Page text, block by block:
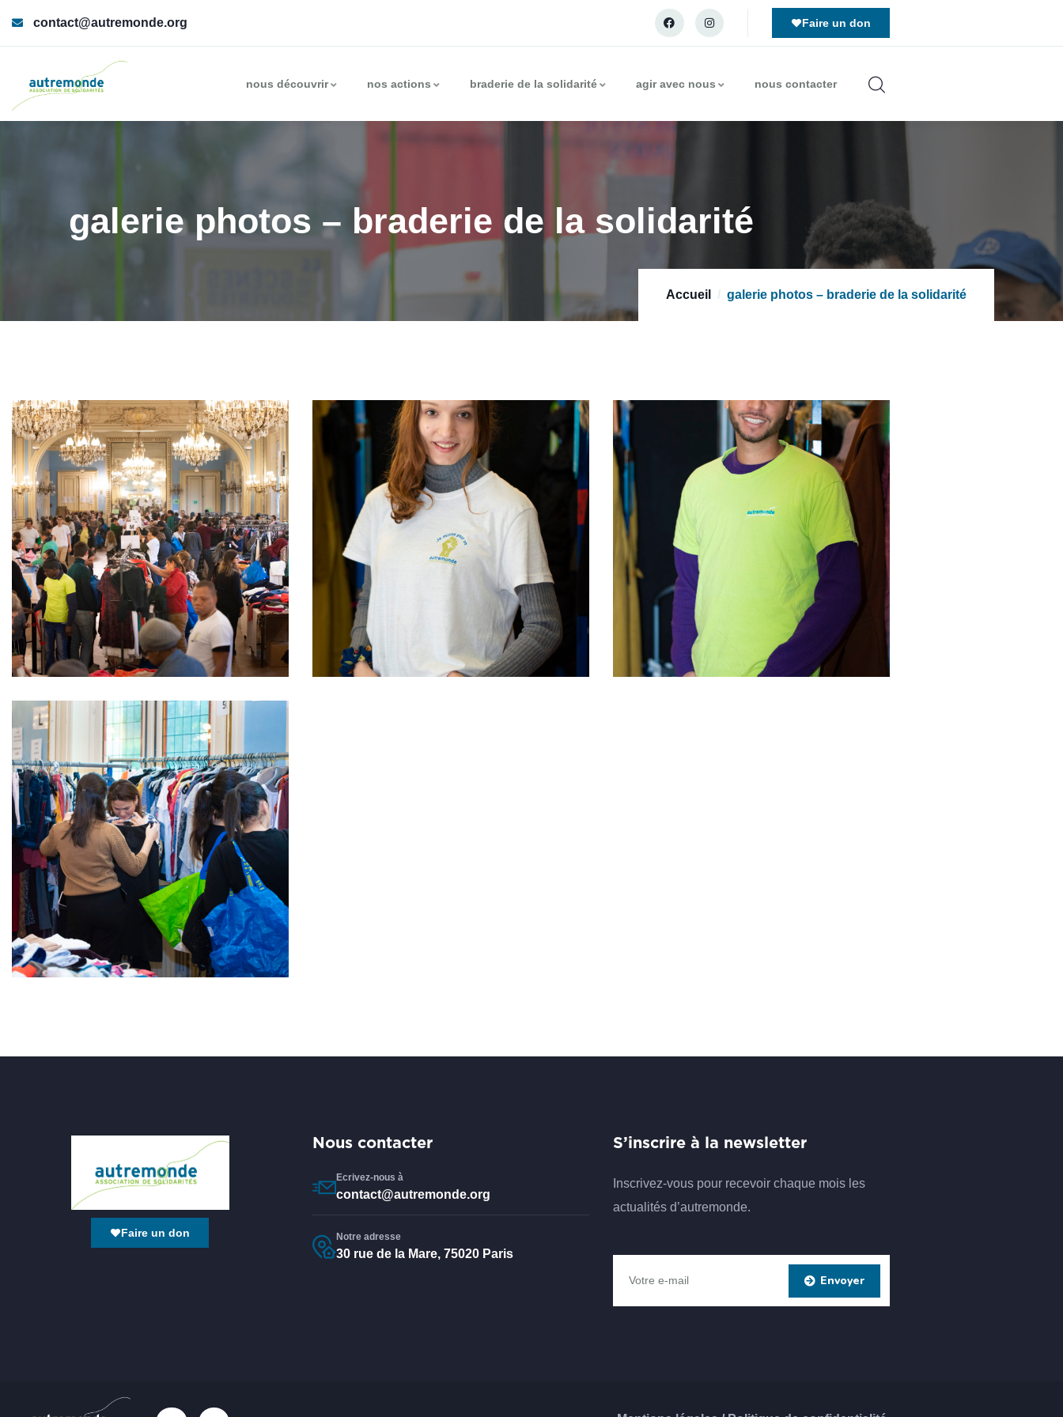
contact@autremonde.org Faire un don
nous découvrir nos actions braderie de la solidarité agir avec nous nous contacter
galerie photos – braderie de la solidarité
Accueil galerie photos – braderie de la solidarité
Faire un don
Nous contacter
Ecrivez-nous à
contact@autremonde.org
Notre adresse
30 rue de la Mare, 75020 Paris
S’inscrire à la newsletter
Inscrivez-vous pour recevoir chaque mois les
actualités d’autremonde.